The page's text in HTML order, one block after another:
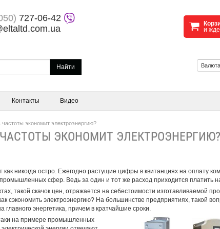
727-06-42
и
Найти
Контакты Видео
частоты экономит электроэнергию?
ЭКОНОМИТ ЭЛЕКТРОЭНЕРГИЮ?
никогда остро. Ежегодно растущие цифры в квитанциях на оплату
сфер. Ведь за один и тот же расход приходится платить
такой скачок цен, отражается на себестоимости изготавливаемой
сэкономить электроэнергию? На большинстве предприятиях, такой
энергетика, причем в кратчайшие сроки.
на примере промышленных